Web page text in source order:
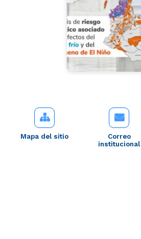
Mapa del sitio
Correo
institucional